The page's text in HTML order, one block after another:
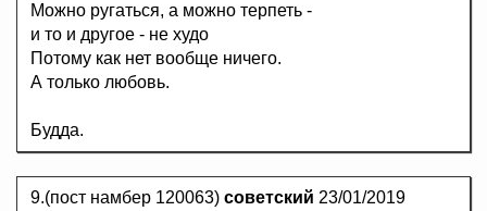
Можно ругаться, а можно терпеть -
и то и другое - не худо
Потому как нет вообще ничего.
А только любовь.
Будда.
9.(пост намбер 120063) советский 23/01/2019